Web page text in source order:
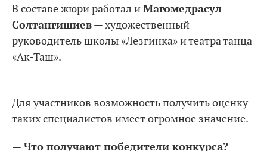
В составе жюри работал иМагомедрасул
Солтангишиев— художественный
руководитель школы «Лезгинка» и театра танца
«Ак-Таш».
Для участников возможность получить оценку
таких специалистов имеет огромное значение.
— Что получают победители конкурса?